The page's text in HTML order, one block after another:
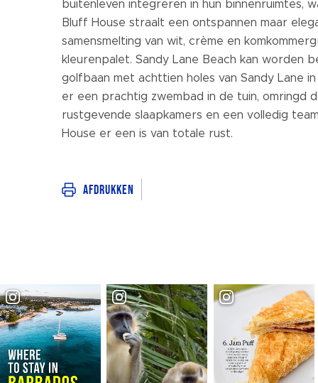
buitenleven integreren in hun binnenruimtes,
Bluff House straalt een ontspannen maar
samensmelting van wit, crème en
kleurenpalet. Sandy Lane Beach kan worden
golfbaan met achttien holes van Sandy Lane
er een prachtig zwembad in de tuin, omringd
rustgevende slaapkamers en een volledig
House er een is van totale rust.
Afdrukken